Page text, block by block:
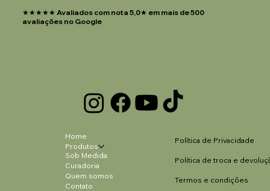
Home
Produtos
Sob Medida
Curadoria
Quem somos
Contato
Política de Privacidade
Política de troca e
Termos e condições
★★★★★ Avaliados com nota 5,0★ em mais de 500
avaliações no Google